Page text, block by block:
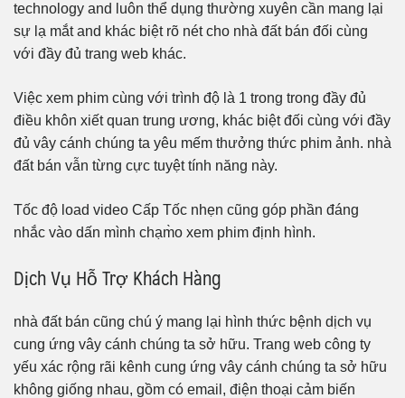
technology and luôn thể dụng thường xuyên cần mang lại
sự lạ mắt and khác biệt rõ nét cho nhà đất bán đối cùng
với đầy đủ trang web khác.
Việc xem phim cùng với trình độ là 1 trong trong đầy đủ
điều khôn xiết quan trung ương, khác biệt đối cùng với đầy
đủ vây cánh chúng ta yêu mếm thưởng thức phim ảnh. nhà
đất bán vẫn từng cực tuyệt tính năng này.
Tốc độ load video Cấp Tốc nhẹn cũng góp phần đáng
nhắc vào dấn mình chạm̀o xem phim định hình.
Dịch Vụ Hỗ Trợ Khách Hàng
nhà đất bán cũng chú ý mang lại hình thức bệnh dịch vụ
cung ứng vây cánh chúng ta sở hữu. Trang web công ty
yếu xác rộng rãi kênh cung ứng vây cánh chúng ta sở hữu
không giống nhau, gồm có email, điện thoại cảm biến